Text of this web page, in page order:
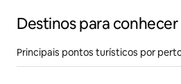
Destinos para conhecer
Principais pontos turísticos por